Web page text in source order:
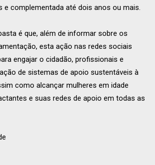
e complementada até dois anos ou mais.
é que, além de informar sobre os
esta ação nas redes sociais
engajar o cidadão, profissionais e
de sistemas de apoio sustentáveis à
como alcançar mulheres em idade
e suas redes de apoio em todas as